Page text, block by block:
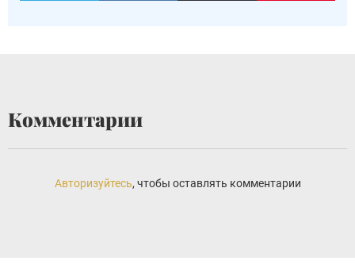
Комментарии
Авторизуйтесь, чтобы оставлять комментарии